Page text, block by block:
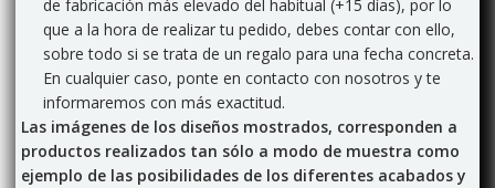
de fabricación más elevado del habitual (+15 días), por lo
que a la hora de realizar tu pedido, debes contar con ello,
sobre todo si se trata de un regalo para una fecha concreta.
En cualquier caso, ponte en contacto con nosotros y te
informaremos con más exactitud.
Las imágenes de los diseños mostrados, corresponden a
productos realizados tan sólo a modo de muestra como
ejemplo de las posibilidades de los diferentes acabados y